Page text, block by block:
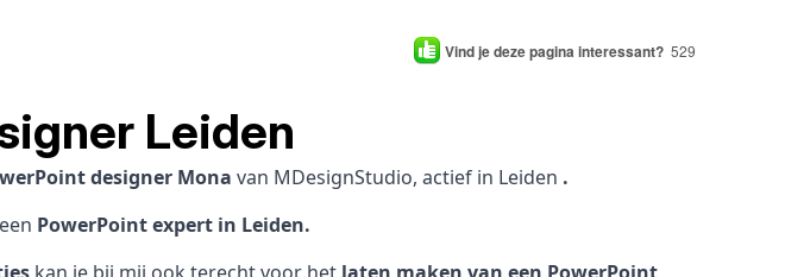
Vind je deze pagina interessant? 529
Leiden
designer Mona van MDesignStudio, actief in Leiden .
PowerPoint expert in Leiden.